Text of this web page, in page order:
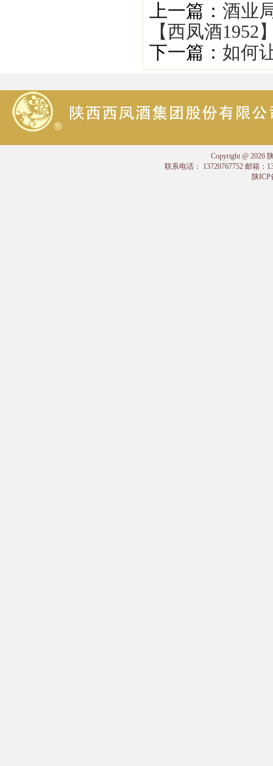
上一篇： 酒业
【西凤酒1952
下一篇： 如何
Copyright @ 2026
联系电话： 13720767752 邮箱：
陕ICP